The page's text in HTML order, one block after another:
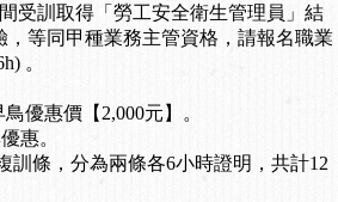
受訓取得「勞工安全衛生管理員」結
等同甲種業務主管資格，請報名職業
。
優惠價【2,000元】。
惠。
訓條，分為兩條各6小時證明，共計12